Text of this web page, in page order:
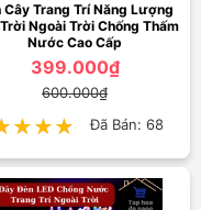
Cây Trang Trí Năng Lượng
Ngoài Trời Chống Thấm
Nước Cao Cấp
399.000₫
600.000₫
Đã Bán: 68